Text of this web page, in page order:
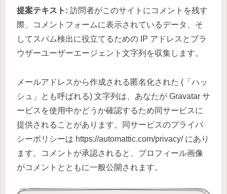
提案テキスト: 訪問者がこのサイトにコメントを残す
際、コメントフォームに表示されているデータ、そ
してスパム検出に役立てるための IP アドレスとブラ
ウザーユーザーエージェント文字列を収集します。
メールアドレスから作成される匿名化された (「ハッ
シュ」とも呼ばれる) 文字列は、あなたが Gravatar サ
ービスを使用中かどうか確認するため同サービスに
提供されることがあります。同サービスのプライバ
シーポリシーは https://automattic.com/privacy/ にあり
ます。コメントが承認されると、プロフィール画像
がコメントとともに一般公開されます。